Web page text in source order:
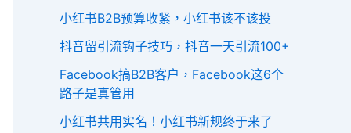
小红书B2B预算收紧，小红书该不该投
抖音留引流钩子技巧，抖音一天引流100+
Facebook搞B2B客户，Facebook这6个
路子是真管用
小红书共用实名！小红书新规终于来了